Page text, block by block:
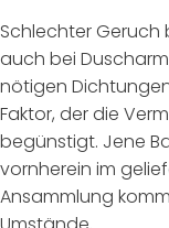
Schlechter Geruch
auch bei
nötigen
Faktor, der die
begünstigt. Jene
vornherein im
Ansammlung